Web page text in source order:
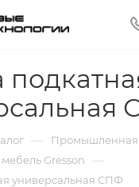
— Промышленная
Gresson —
универсальная СПФ